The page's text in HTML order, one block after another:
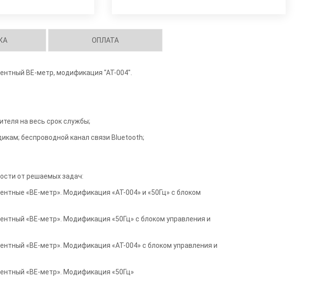
ОПЛАТА
ВЕ-метр, модификация "АТ-004".
на весь срок службы;
беспроводной канал связи Bluetooth;
от решаемых задач:
«ВЕ-метр». Модификация «АТ-004» и «50Гц» с блоком
«ВЕ-метр». Модификация «50Гц» с блоком управления и
«ВЕ-метр». Модификация «АТ-004» с блоком управления и
«ВЕ-метр». Модификация «50Гц»